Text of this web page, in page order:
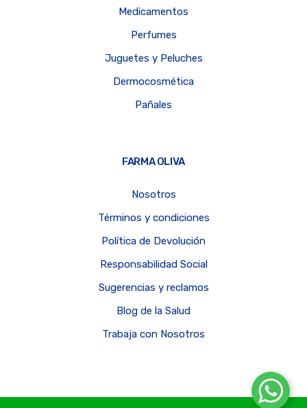
Medicamentos
Perfumes
Juguetes y Peluches
Dermocosmética
Pañales
FARMA OLIVA
Nosotros
Términos y condiciones
Política de Devolución
Responsabilidad Social
Sugerencias y reclamos
Blog de la Salud
Trabaja con Nosotros